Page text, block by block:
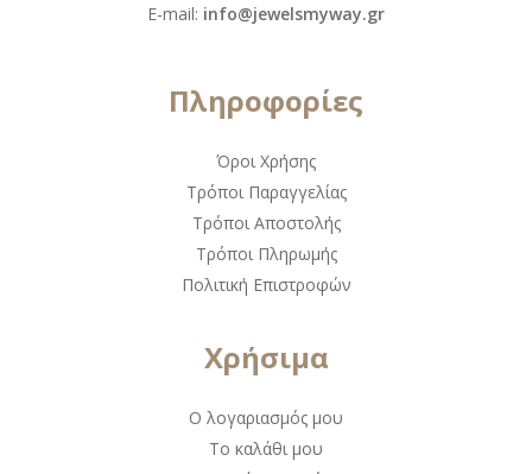
Ε-mail: info@jewelsmyway.gr
Πληροφορίες
Όροι Χρήσης
Τρόποι Παραγγελίας
Τρόποι Αποστολής
Τρόποι Πληρωμής
Πολιτική Επιστροφών
Χρήσιμα
Ο λογαριασμός μου
Το καλάθι μου